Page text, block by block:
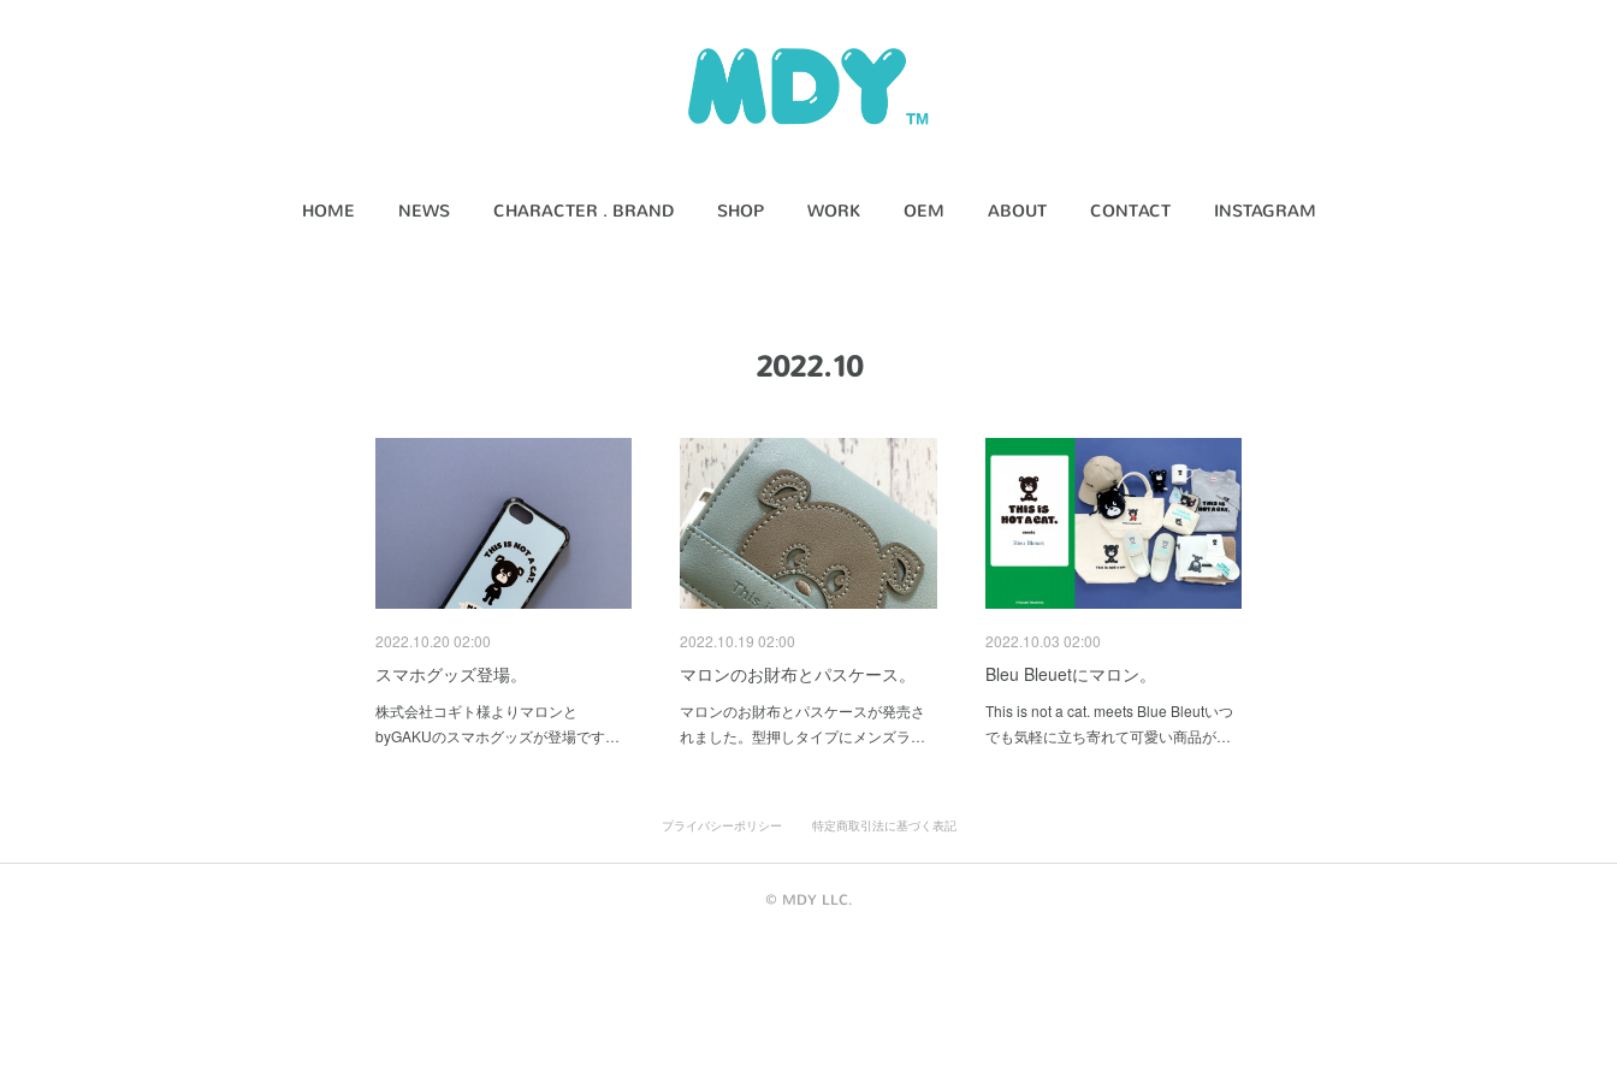
HOME NEWS CHARACTER . BRAND SHOP WORK OEM ABOUT CONTACT INSTAGRAM
2022.10
2022.10.20 02:00
スマホグッズ登場。
株式会社コギト様よりマロンと
byGAKUのスマホグッズが登場です…
2022.10.19 02:00
マロンのお財布とパスケース。
マロンのお財布とパスケースが発売さ
れました。型押しタイプにメンズラ…
2022.10.03 02:00
Bleu Bleuetにマロン。
This is not a cat. meets Blue Bleutいつ
でも気軽に立ち寄れて可愛い商品が…
プライバシーポリシー 特定商取引法に基づく表記
©︎ MDY LLC.